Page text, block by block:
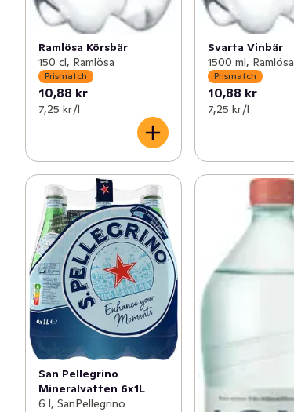
Ramlösa Körsbär
150 cl, Ramlösa
Prismatch
10,88 kr
7,25 kr /l
Svarta Vinbär
1500 ml, Ramlösa
Prismatch
10,88 kr
7,25 kr /l
San Pellegrino
Mineralvatten 6x1L
6 l, SanPellegrino